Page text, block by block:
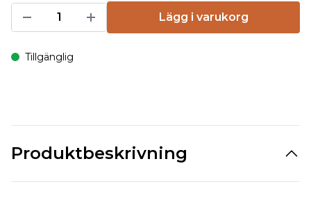
Lägg i varukorg
Tillgänglig
Produktbeskrivning